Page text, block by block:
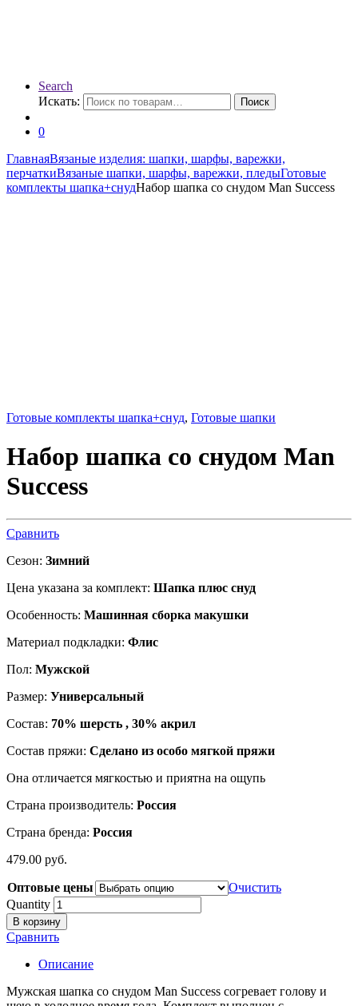
Search
Искать:
Поиск
0
ГлавнаяВязаные изделия: шапки, шарфы, варежки,
перчаткиВязаные шапки, шарфы, варежки, пледыГотовые
комплекты шапка+снудНабор шапка со снудом Man Success
Готовые комплекты шапка+снуд, Готовые шапки
Набор шапка со снудом Man
Success
Сравнить
Сезон: Зимний
Цена указана за комплект: Шапка плюс снуд
Особенность: Машинная сборка макушки
Материал подкладки: Флис
Пол: Мужской
Размер: Универсальный
Состав: 70% шерсть , 30% акрил
Состав пряжи: Сделано из особо мягкой пряжи
Она отличается мягкостью и приятна на ощупь
Страна производитель: Россия
Страна бренда: Россия
479.00 руб.
Оптовые цены
Очистить
Quantity
В корзину
Сравнить
Описание
Мужская шапка со снудом Man Success согревает голову и